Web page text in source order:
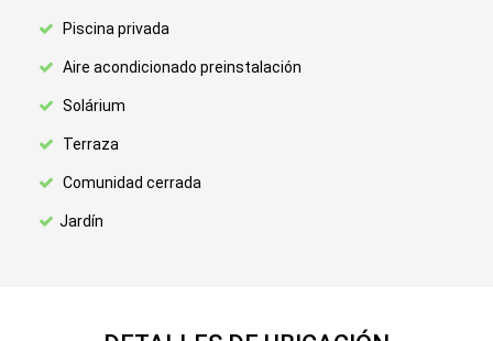
Piscina privada
Aire acondicionado preinstalación
Solárium
Terraza
Comunidad cerrada
Jardín